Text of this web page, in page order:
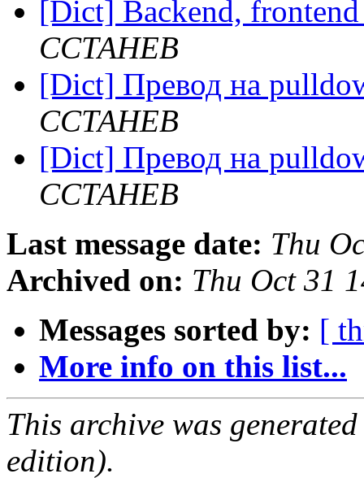
[Dict] Backend, frontend
ССТАНЕВ
[Dict] Превод на
ССТАНЕВ
[Dict] Превод на
ССТАНЕВ
Last message date: Thu
Archived on: Thu Oct 31
Messages sorted by: [
More info on this list...
This archive was
edition).